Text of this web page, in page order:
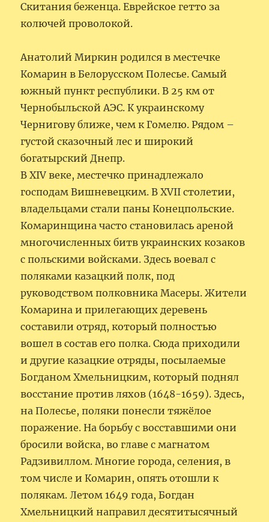
Скитания беженца. Еврейское гетто за
колючей проволокой.
Анатолий Миркин родился в местечке
Комарин в Белорусском Полесье. Самый
южный пункт республики. В 25 км от
Чернобыльской АЭС. К украинскому
Чернигову ближе, чем к Гомелю. Рядом –
густой сказочный лес и широкий
богатырский Днепр.
В XIV веке, местечко принадлежало
господам Вишневецким. В XVII столетии,
владельцами стали паны Конецпольские.
Комаринщина часто становилась ареной
многочисленных битв украинских козаков
с польскими войсками. Здесь воевал с
поляками казацкий полк, под
руководством полковника Масеры. Жители
Комарина и прилегающих деревень
составили отряд, который полностью
вошел в состав его полка. Сюда приходили
и другие казацкие отряды, посылаемые
Богданом Хмельницким, который поднял
восстание против ляхов (1648-1659). Здесь,
на Полесье, поляки понесли тяжёлое
поражение. На борьбу с восставшими они
бросили войска, во главе с магнатом
Радзивиллом. Многие города, селения, в
том числе и Комарин, опять отошли к
полякам. Летом 1649 года, Богдан
Хмельницкий направил десятитысячный